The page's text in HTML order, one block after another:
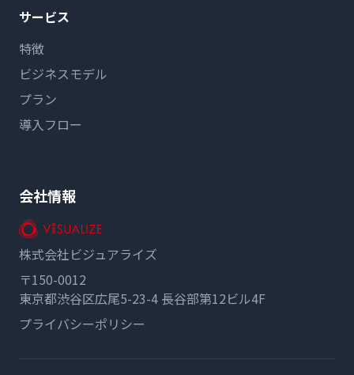
サービス
特徴
ビジネスモデル
プラン
導入フロー
会社情報
株式会社ビジュアライズ
〒150-0012
東京都渋谷区広尾5-23-4 長谷部第12ビル4F
プライバシーポリシー